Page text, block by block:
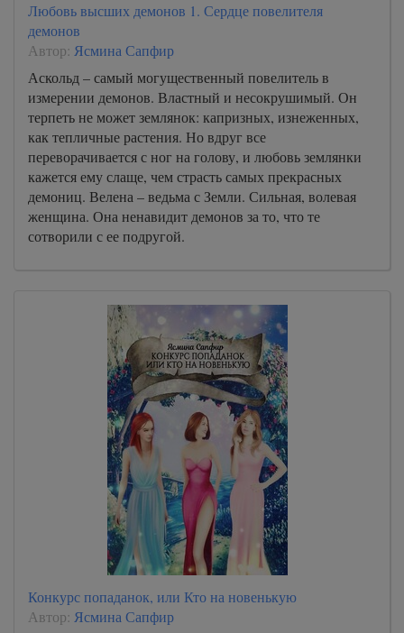
Любовь высших демонов 1. Сердце повелителя
демонов
Автор: Ясмина Сапфир
Аскольд – самый могущественный повелитель в
измерении демонов. Властный и несокрушимый. Он
терпеть не может землянок: капризных, изнеженных,
как тепличные растения. Но вдруг все
переворачивается с ног на голову, и любовь землянки
кажется ему слаще, чем страсть самых прекрасных
демониц. Велена – ведьма с Земли. Сильная, волевая
женщина. Она ненавидит демонов за то, что те
сотворили с ее подругой.
Конкурс попаданок, или Кто на новенькую
Автор: Ясмина Сапфир